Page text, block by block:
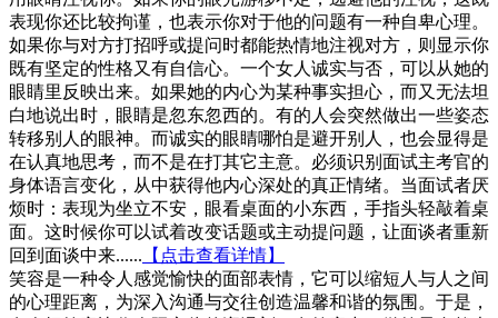
表现你还比较拘谨，也表示你对于他的问题有一种自卑心理。
如果你与对方打招呼或提问时都能热情地注视对方，则显示你
既有坚定的性格又有自信心。一个女人诚实与否，可以从她的
眼睛里反映出来。如果她的内心为某种事实担心，而又无法坦
白地说出时，眼睛是忽东忽西的。有的人会突然做出一些姿态
转移别人的眼神。而诚实的眼睛哪怕是避开别人，也会显得是
在认真地思考，而不是在打其它主意。必须识别面试主考官的
身体语言变化，从中获得他内心深处的真正情绪。当面试者厌
烦时：表现为坐立不安，眼看桌面的小东西，手指头轻敲着桌
面。这时候你可以试着改变话题或主动提问题，让面谈者重新
回到面谈中来...... 【点击查看详情】
笑容是一种令人感觉愉快的面部表情，它可以缩短人与人之间
的心理距离，为深入沟通与交往创造温馨和谐的氛围。于是，